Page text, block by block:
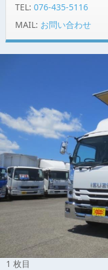
TEL: 076-435-5116
MAIL: お問い合わせ
1 枚目